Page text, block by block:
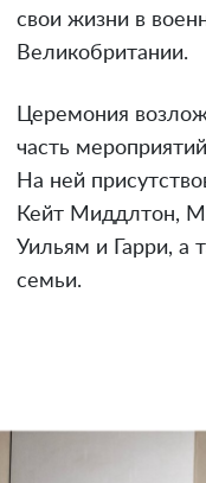
свои жизни в
Великобритании.
Церемония
часть
На ней
Кейт Миддлтон,
Уильям и Гарри, а
семьи.